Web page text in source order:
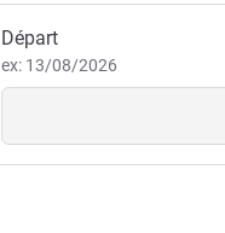
Départ
ex: 13/08/2026